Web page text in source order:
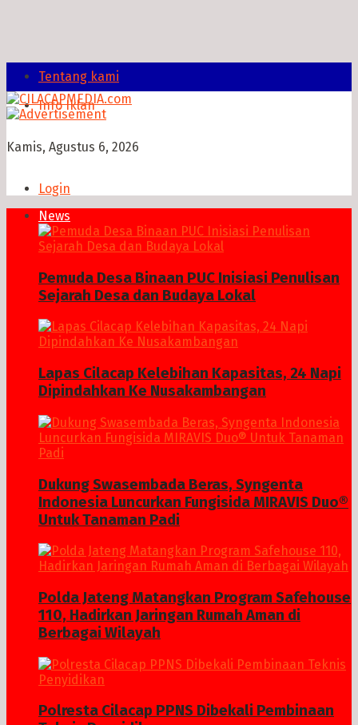
Tentang kami
Info Iklan
Kamis, Agustus 6, 2026
Login
News
Pemuda Desa Binaan PUC Inisiasi Penulisan
Sejarah Desa dan Budaya Lokal
Lapas Cilacap Kelebihan Kapasitas, 24 Napi
Dipindahkan Ke Nusakambangan
Dukung Swasembada Beras, Syngenta
Indonesia Luncurkan Fungisida MIRAVIS Duo®
Untuk Tanaman Padi
Polda Jateng Matangkan Program Safehouse
110, Hadirkan Jaringan Rumah Aman di
Berbagai Wilayah
Polresta Cilacap PPNS Dibekali Pembinaan